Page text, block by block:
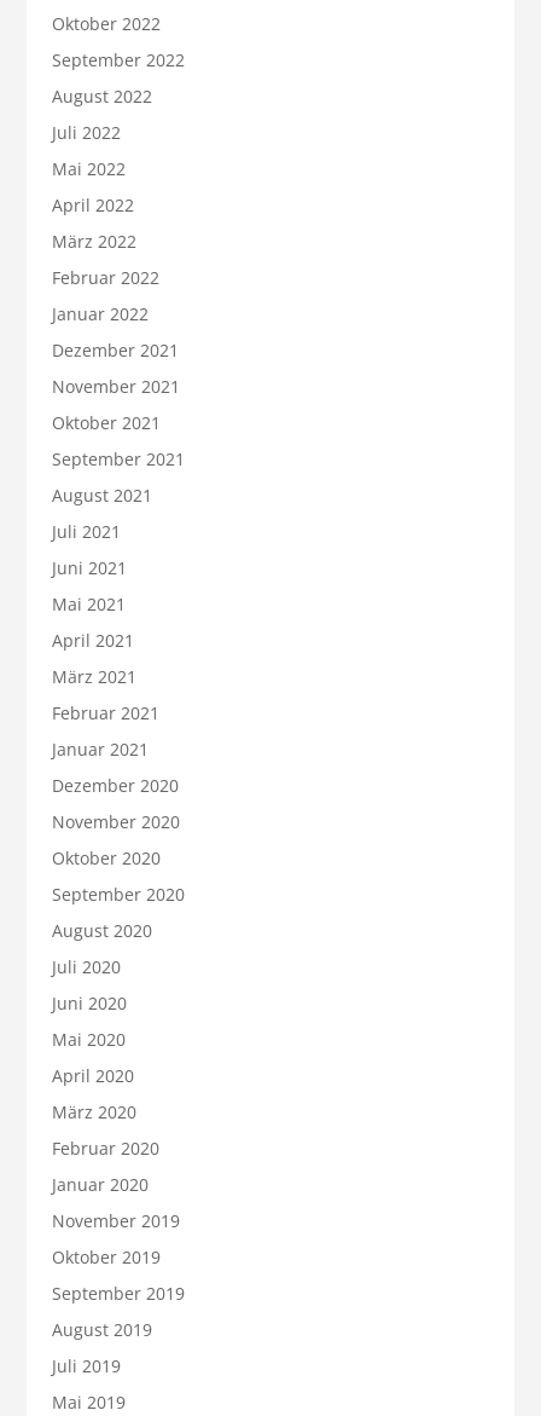
Oktober 2022
September 2022
August 2022
Juli 2022
Mai 2022
April 2022
März 2022
Februar 2022
Januar 2022
Dezember 2021
November 2021
Oktober 2021
September 2021
August 2021
Juli 2021
Juni 2021
Mai 2021
April 2021
März 2021
Februar 2021
Januar 2021
Dezember 2020
November 2020
Oktober 2020
September 2020
August 2020
Juli 2020
Juni 2020
Mai 2020
April 2020
März 2020
Februar 2020
Januar 2020
November 2019
Oktober 2019
September 2019
August 2019
Juli 2019
Mai 2019